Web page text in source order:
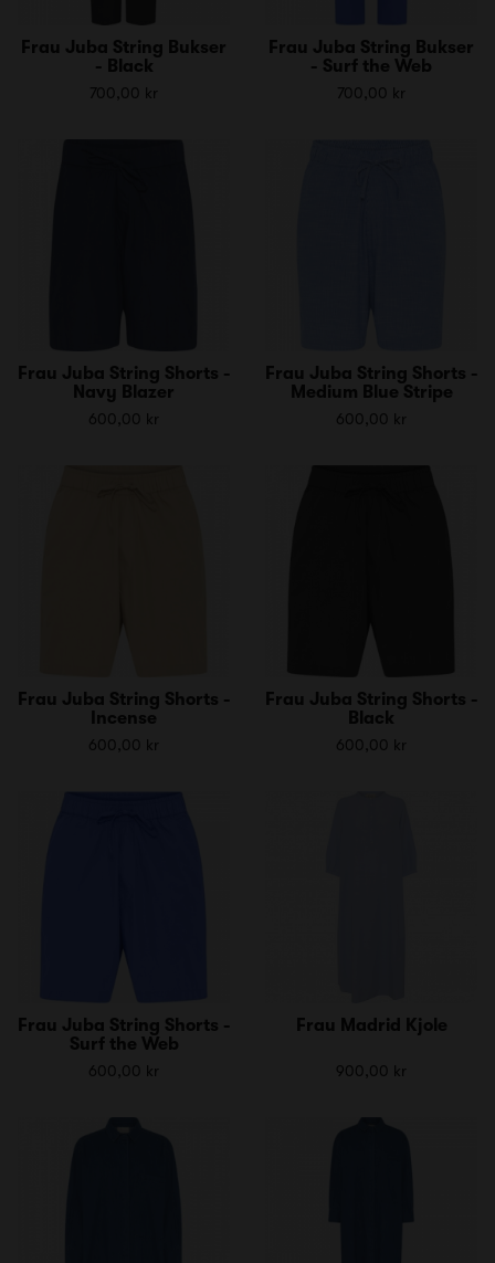
Frau Juba String Bukser
- Black
700,00 kr
Frau Juba String Bukser
- Surf the Web
700,00 kr
Frau Juba String Shorts -
Navy Blazer
600,00 kr
Frau Juba String Shorts -
Medium Blue Stripe
600,00 kr
Frau Juba String Shorts -
Incense
600,00 kr
Frau Juba String Shorts -
Black
600,00 kr
Frau Juba String Shorts -
Surf the Web
600,00 kr
Frau Madrid Kjole
900,00 kr